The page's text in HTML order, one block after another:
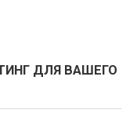
ДЛЯ ВАШЕГО